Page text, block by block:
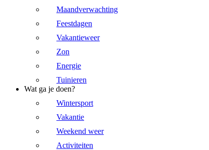
Maandverwachting
Feestdagen
Vakantieweer
Zon
Energie
Tuinieren
Wat ga je doen?
Wintersport
Vakantie
Weekend weer
Activiteiten